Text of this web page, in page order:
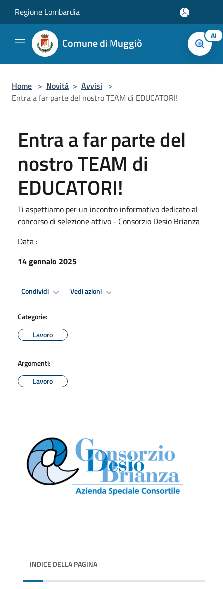
Regione Lombardia
Comune di Muggiò AI
Home > Novità > Avvisi >
Entra a far parte del nostro TEAM di EDUCATORI!
Entra a far parte del
nostro TEAM di
EDUCATORI!
Ti aspettiamo per un incontro informativo dedicato al
concorso di selezione attivo - Consorzio Desio Brianza
Data :
14 gennaio 2025
Condividi Vedi azioni
Categorie:
Lavoro
Argomenti:
Lavoro
INDICE DELLA PAGINA